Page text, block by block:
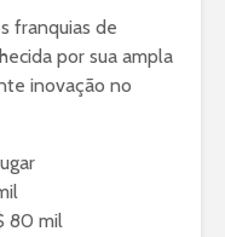
franquias de
por sua ampla
inovação no
80 mil